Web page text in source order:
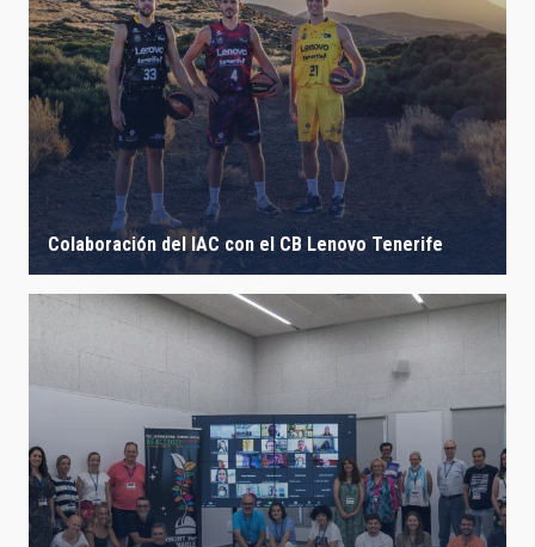
IACTEC LINES
ASTROPHYSICAL
SORT BY ORDER
Colaboración del IAC con el CB Lenovo Tenerife